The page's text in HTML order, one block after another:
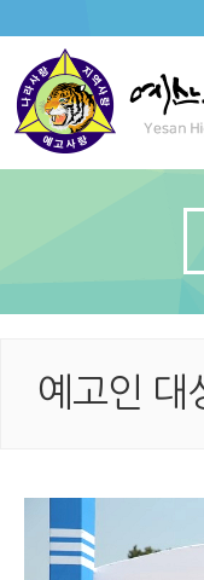
예고인 대